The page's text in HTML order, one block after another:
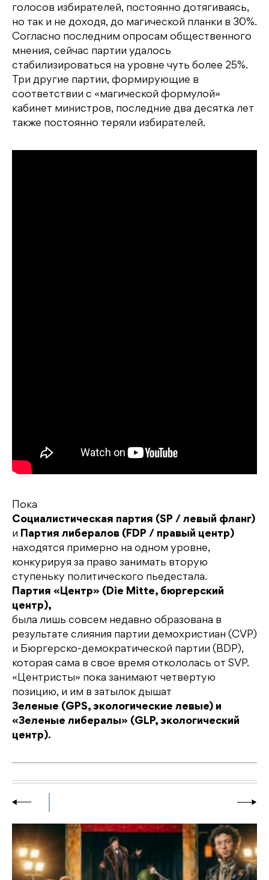
голосов избирателей, постоянно дотягиваясь,
но так и не доходя, до магической планки в 30%.
Согласно последним опросам общественного
мнения, сейчас партии удалось
стабилизироваться на уровне чуть более 25%.
Три другие партии, формирующие в
соответствии с «магической формулой»
кабинет министров, последние два десятка лет
также постоянно теряли избирателей.
Пока
Социалистическая партия (SP / левый фланг)
и Партия либералов (FDP / правый центр)
находятся примерно на одном уровне,
конкурируя за право занимать вторую
ступеньку политического пьедестала.
Партия «Центр» (Die Mitte, бюргерский
центр),
была лишь совсем недавно образована в
результате слияния партии демохристиан (CVP)
и Бюргерско-демократической партии (BDP),
которая сама в свое время откололась от SVP.
«Центристы» пока занимают четвертую
позицию, и им в затылок дышат
Зеленые (GPS, экологические левые) и
«Зеленые либералы» (GLP, экологический
центр).